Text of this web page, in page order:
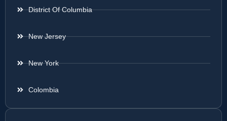
District Of Columbia
New Jersey
New York
Colombia